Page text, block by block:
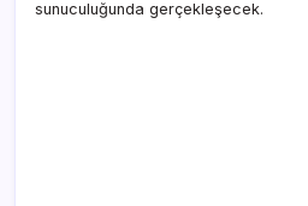
sunuculuğunda gerçekleşecek.